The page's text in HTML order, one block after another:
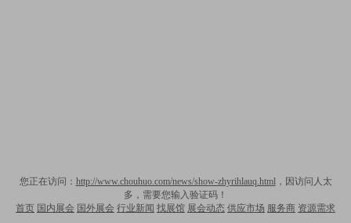
您正在访问： http://www.chouhuo.com/news/show-zhyrihlauq.html，因访问人太
多，需要您输入验证码！
首页 国内展会 国外展会 行业新闻 找展馆 展会动态 供应市场 服务商 资源需求